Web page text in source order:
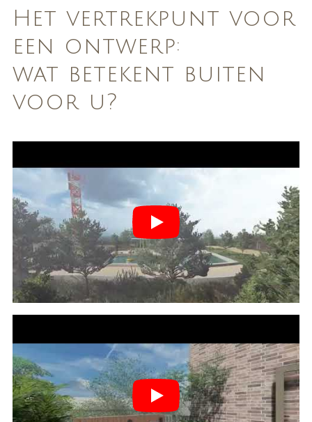
Het vertrekpunt voor
een ontwerp:
wat betekent buiten
voor u?